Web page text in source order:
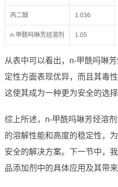
丙二醇 1.036
n-甲酰吗啉芳烃溶剂 1.05
从表中可以看出，n-甲酰吗啉
定性方面表现优异，而且其毒
这使其成为一种更为安全的选择
综上所述，n-甲酰吗啉芳烃溶
的溶解性能和高度的稳定性，
安全的解决方案。下一节中，
品添加剂中的具体应用及其带来